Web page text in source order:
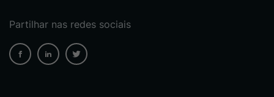
Partilhar nas redes sociais